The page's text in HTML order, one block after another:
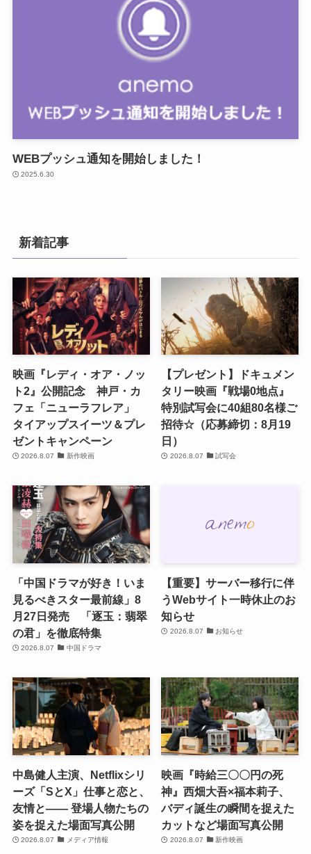
WEBプッシュ通知を開始しました！
2025.6.30
新着記事
映画『レディ・オア・ノッ
ト2』公開記念 神戸・カ
フェ「ニューラフレア」
タイアップスイーツ＆プレ
ゼントキャンペーン
2026.8.07 新作映画
【プレゼント】ドキュメン
タリー映画『戦場0地点』
特別試写会に40組80名様ご
招待☆（応募締切：8月19
日）
2026.8.07 試写会
「中国ドラマが好き！いま
見るべきスター最前線」8
月27日発売 「逐玉：翡翠
の君」を徹底特集
2026.8.07 中国ドラマ
【重要】サーバー移行に伴
うWebサイト一時休止のお
知らせ
2026.8.07 お知らせ
中島健人主演、Netflixシリ
ーズ「SとX」仕事と恋と、
友情と―― 登場人物たちの
姿を捉えた場面写真公開
2026.8.07 メディア情報
映画『時給三〇〇円の死
神』西畑大吾×福本莉子、
バディ誕生の瞬間を捉えた
カットなど場面写真公開
2026.8.07 新作映画